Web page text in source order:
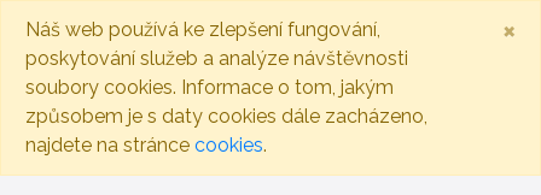
Náš web používá ke zlepšení fungování,
poskytování služeb a analýze návštěvnosti
soubory cookies. Informace o tom, jakým
způsobem je s daty cookies dále zacházeno,
najdete na stránce cookies.
×